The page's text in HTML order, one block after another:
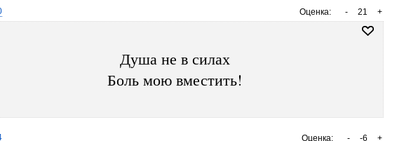
Оценка: +
21
-
Душа не в силах
Боль мою вместить!
Оценка: +
-6
-